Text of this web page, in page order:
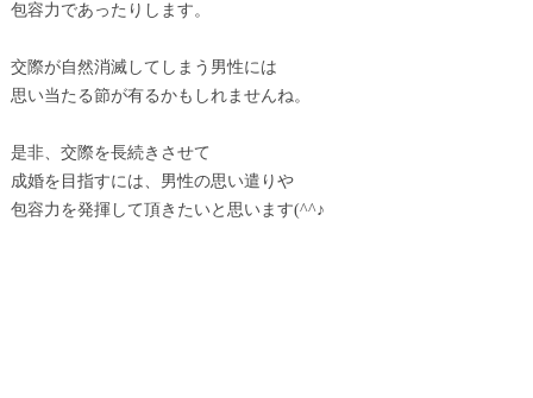
包容力であったりします。
交際が自然消滅してしまう男性には
思い当たる節が有るかもしれませんね。
是非、交際を長続きさせて
成婚を目指すには、男性の思い遣りや
包容力を発揮して頂きたいと思います(^^♪